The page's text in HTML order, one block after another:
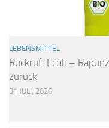
LEBENSMITTEL
Rückruf: Ecoli –
zurück
31 JULI, 2026